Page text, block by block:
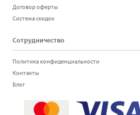
Договор оферты
Система скидок
Сотрудничество
Политика конфиденциальности
Контакты
Блог